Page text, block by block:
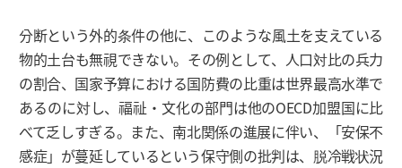
分断という外的条件の他に、このような風土を支えている
物的土台も無視できない。その例として、人口対比の兵力
の割合、国家予算における国防費の比重は世界最高水準で
あるのに対し、福祉・文化の部門は他のOECD加盟国に比
べて乏しすぎる。また、南北関係の進展に伴い、「安保不
感症」が蔓延しているという保守側の批判は、脱冷戦状況